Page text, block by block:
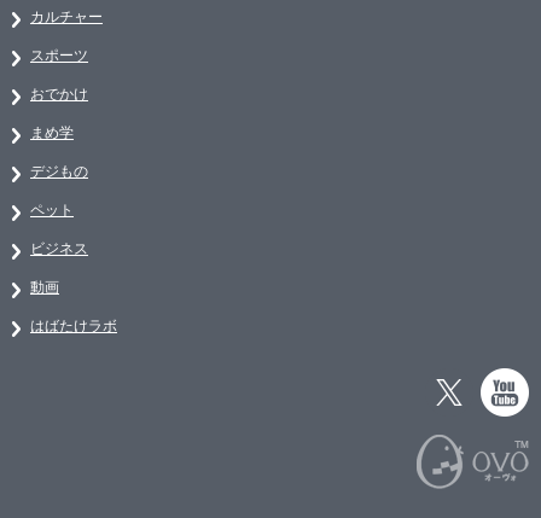
カルチャー
スポーツ
おでかけ
まめ学
デジもの
ペット
ビジネス
動画
はばたけラボ